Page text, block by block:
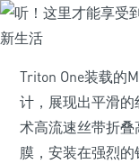
Triton One装载的
计，展现出平滑
术高流速丝带折
膜，安装在强烈